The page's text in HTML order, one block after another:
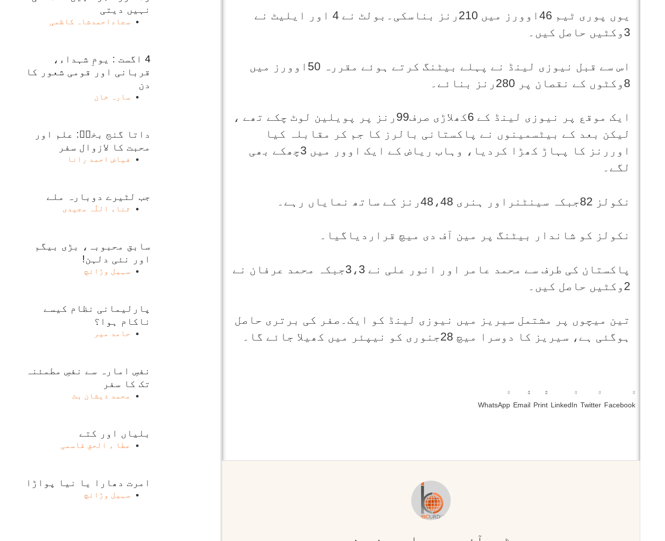
یوں پوری ٹیم 46اوورز میں 210رنز بناسکی۔بولٹ نے 4 اور ایلیٹ نے
3وکٹیں حاصل کیں۔
اس سے قبل نیوزی لینڈ نے پہلے بیٹنگ کرتے ہوئے مقررہ 50اوورز میں
8وکٹوں کے نقصان پر 280رنز بنائے۔
ایک موقع پر نیوزی لینڈ کے 6کھلاڑی صرف99رنز پر پویلین لوٹ چکے تھے ،
لیکن بعد کے بیٹسمینوں نے پاکستانی بالرز کا جم کر مقابلہ کیا
اوررنز کا پہاڑ کھڑا کردیا، وہاب ریاض کے ایک اوور میں 3چھکے بھی
لگے۔
نکولز 82جبکہ سینٹنراور ہنری 48،48رنز کے ساتھ نمایاں رہے۔
نکولز کو شاندار بیٹنگ پر مین آف دی میچ قراردیاگیا۔
پاکستان کی طرف سے محمد عامر اور انور علی نے 3،3جبکہ محمد عرفان نے
2وکٹیں حاصل کیں۔
تین میچوں پر مشتمل سیریز میں نیوزی لینڈ کو ایک۔صفر کی برتری حاصل
ہوگئی ہے، سیریز کا دوسرا میچ 28جنوری کو نیپئر میں کھیلا جائے گا۔
Facebook
Twitter
LinkedIn
Print
Email
WhatsApp
نہیں دیتی
سجاداحمدشاہ کاظمی
4 اگست : یومِ شہداء،
قربانی اور قومی شعور کا
دن
سارہ خان
داتا گنج بخشؒ: علم اور
محبت کا لازوال سفر
فیاض احمد رانا
جب لٹیرے دوبارہ ملے
ثناء اللّٰہ مجیدی
سابق محبوبہ، بڑی بیگم
اور نئی دلہن!
سہیل وڑائچ
پارلیمانی نظام کیسے
ناکام ہوا؟
حامد میر
نفسِ امارہ سے نفسِ مطمئنہ
تک کا سفر
محمد ذیشان بٹ
بلیاں اور کتے
عطا ء الحق قاسمی
امرت دھارا یا نیا پواڑا
سہیل وڑائچ